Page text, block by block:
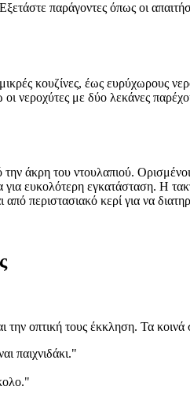
παράγοντες όπως οι
κουζίνες, έως ευρύχωρους
νεροχύτες με δύο λεκάνες
άκρη του ντουλαπιού.
ευκολότερη εγκατάσταση. Η
περιστασιακό κερί για να
την οπτική τους έκκληση. Τα
παιχνιδάκι."